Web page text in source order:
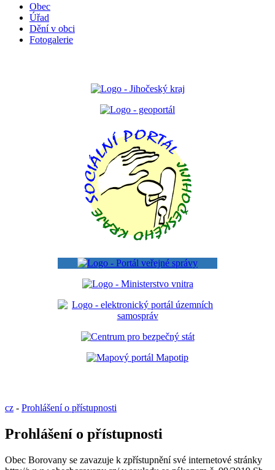
Obec
Úřad
Dění v obci
Fotogalerie
cz - Prohlášení o přístupnosti
Prohlášení o přístupnosti
Obec Borovany se zavazuje k zpřístupnění své internetové stránky